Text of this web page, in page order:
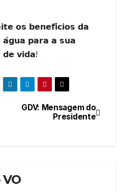
𝗼𝘀 𝗯𝗲𝗻𝗲𝗳𝗶́𝗰𝗶𝗼𝘀 𝗱𝗮
𝗮́𝗴𝘂𝗮 𝗽𝗮𝗿𝗮 𝗮 𝘀𝘂𝗮
𝘃𝗶𝗱𝗮!
GDV: Mensagem do
Presidente